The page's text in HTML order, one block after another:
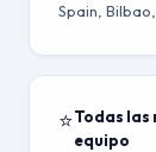
Spain,
⭐Todas las
equipo